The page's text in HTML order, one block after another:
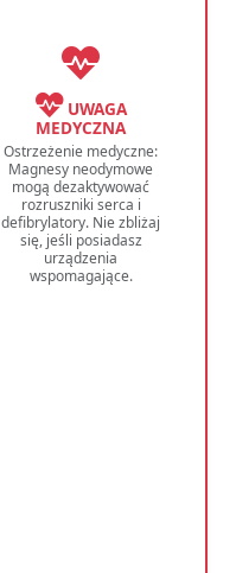
UWAGA
MEDYCZNA
Ostrzeżenie medyczne:
Magnesy neodymowe
mogą dezaktywować
rozruszniki serca i
defibrylatory. Nie zbliżaj
się, jeśli posiadasz
urządzenia
wspomagające.